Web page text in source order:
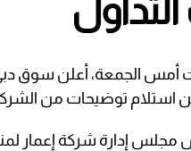
أمس الجمعة، أعلن سوق
استلام توضيحات من
مجلس إدارة شركة إعمار